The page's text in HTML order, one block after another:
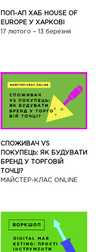
ПОП-АП ХАБ HOUSE OF
EUROPE У ХАРКОВІ
17 лютого – 13 березня
СПОЖИВАЧ VS
ПОКУПЕЦЬ: ЯК БУДУВАТИ
БРЕНД У ТОРГОВІЙ
ТОЧЦІ?
МАЙСТЕР-КЛАС ONLINE